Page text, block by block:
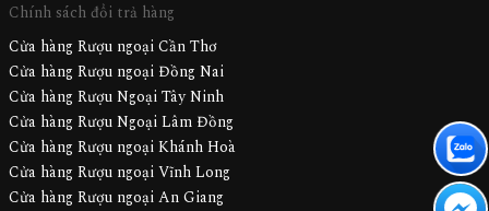
Chính sách đổi trả hàng
Cửa hàng Rượu ngoại Cần Thơ
Cửa hàng Rượu ngoại Đồng Nai
Cửa hàng Rượu Ngoại Tây Ninh
Cửa hàng Rượu Ngoại Lâm Đồng
Cửa hàng Rượu ngoại Khánh Hoà
Cửa hàng Rượu ngoại Vĩnh Long
Cửa hàng Rượu ngoại An Giang